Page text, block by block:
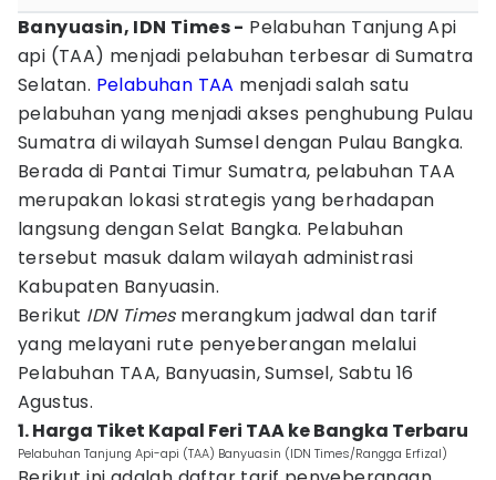
Banyuasin, IDN Times - Pelabuhan Tanjung Api
api (TAA) menjadi pelabuhan terbesar di Sumatra
Selatan. Pelabuhan TAA menjadi salah satu
pelabuhan yang menjadi akses penghubung Pulau
Sumatra di wilayah Sumsel dengan Pulau Bangka.
Berada di Pantai Timur Sumatra, pelabuhan TAA
merupakan lokasi strategis yang berhadapan
langsung dengan Selat Bangka. Pelabuhan
tersebut masuk dalam wilayah administrasi
Kabupaten Banyuasin.
Berikut IDN Timesmerangkum jadwal dan tarif
yang melayani rute penyeberangan melalui
Pelabuhan TAA, Banyuasin, Sumsel, Sabtu 16
Agustus.
1. Harga Tiket Kapal Feri TAA ke Bangka Terbaru
Pelabuhan Tanjung Api-api (TAA) Banyuasin (IDN Times/Rangga Erfizal)